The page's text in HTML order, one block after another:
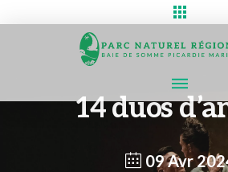
14 duos
09 Avr